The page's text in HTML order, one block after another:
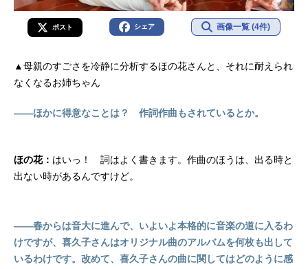
ポスト シェア 画像一覧 (4件)
▲母親のすごさを冷静に分析するほの花さんと、それに耐えられ
なくなるお姉ちゃん
――ほかに得意なことは？ 作詞作曲もされているとか。
ほの花： はいっ！ 詞はよく書きます。作曲のほうは、出る時と
出ない時があるんですけど。
――春からは音大に進んで、いよいよ本格的に音楽の道に入るわ
けですが、喜久子さんはオリジナル曲のアルバムを何枚も出して
いるわけです。改めて、喜久子さんの曲に関してはどのように感